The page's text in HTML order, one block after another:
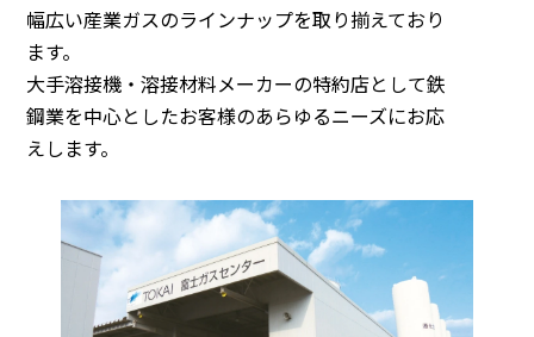
幅広い産業ガスのラインナップを取り揃えており
ます。
大手溶接機・溶接材料メーカーの特約店として鉄
鋼業を中心としたお客様のあらゆるニーズにお応
えします。